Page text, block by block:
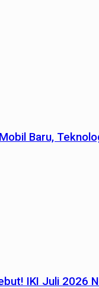
Baru,
IKI Juli 2026